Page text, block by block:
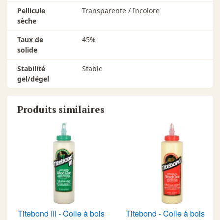
Pellicule
sèche
Transparente / Incolore
Taux de
solide
45%
Stabilité
gel/dégel
Stable
Produits similaires
Titebond III - Colle à bois
Titebond - Colle à bois